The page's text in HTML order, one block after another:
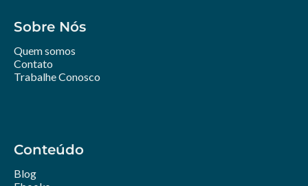
Sobre Nós
Quem somos
Contato
Trabalhe Conosco
Conteúdo
Blog